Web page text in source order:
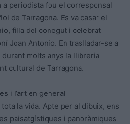
a periodista fou el corresponsal
de Tarragona. Es va casar el
filla del conegut i celebrat
Joan Antonio. En traslladar-se a
durant molts anys la llibreria
cultural de Tarragona.
i l’art en general
tota la vida. Apte per al dibuix, ens
paisatgístiques i panoràmiques